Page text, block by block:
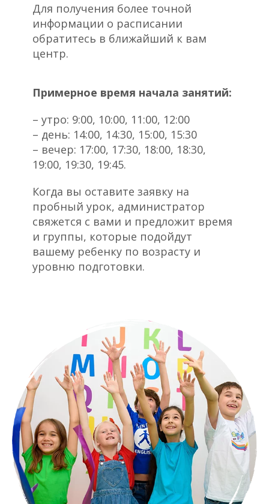
Для получения более точной
информации о расписании
обратитесь в ближайший к вам
центр.
Примерное время начала занятий:
– утро: 9:00, 10:00, 11:00, 12:00
– день: 14:00, 14:30, 15:00, 15:30
– вечер: 17:00, 17:30, 18:00, 18:30,
19:00, 19:30, 19:45.
Когда вы оставите заявку на
пробный урок, администратор
свяжется с вами и предложит время
и группы, которые подойдут
вашему ребенку по возрасту и
уровню подготовки.